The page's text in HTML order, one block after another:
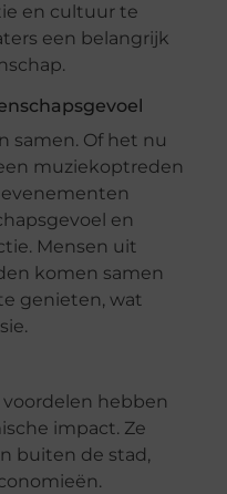
en cultuur te
een belangrijk
samen. Of het nu
muziekoptreden
evenementen
en
Mensen uit
komen samen
genieten, wat
hebben
impact. Ze
buiten de stad,